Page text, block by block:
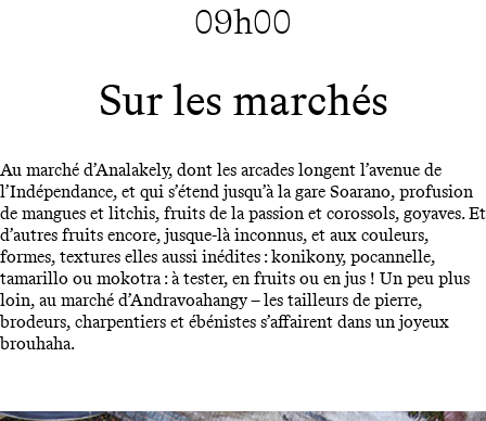
09h00
Sur les marchés
Au marché d’Analakely, dont les arcades longent l’avenue de
l’Indépendance, et qui s’étend jusqu’à la gare Soarano, profusion
de mangues et litchis, fruits de la passion et corossols, goyaves. Et
d’autres fruits encore, jusque-là inconnus, et aux couleurs,
formes, textures elles aussi inédites : konikony, pocannelle,
tamarillo ou mokotra : à tester, en fruits ou en jus ! Un peu plus
loin, au marché d’Andravoahangy – les tailleurs de pierre,
brodeurs, charpentiers et ébénistes s’affairent dans un joyeux
brouhaha.